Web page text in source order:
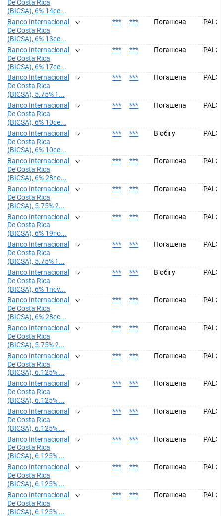
De Costa Rica
(BICSA), 6% 14de...
Banco Internacional
De Costa Rica
(BICSA), 6% 13de...
*** *** Погашена
Banco Internacional
De Costa Rica
(BICSA), 6% 17de...
*** *** Погашена
Banco Internacional
De Costa Rica
(BICSA), 5.75% 1...
*** *** Погашена
Banco Internacional
De Costa Rica
(BICSA), 6% 10de...
*** *** Погашена
Banco Internacional
De Costa Rica
(BICSA), 6% 10de...
*** *** В обігу
Banco Internacional
De Costa Rica
(BICSA), 6% 28no...
*** *** Погашена
Banco Internacional
De Costa Rica
(BICSA), 5.75% 2...
*** *** Погашена
Banco Internacional
De Costa Rica
(BICSA), 6% 19no...
*** *** Погашена
Banco Internacional
De Costa Rica
(BICSA), 5.75% 1...
*** *** Погашена
Banco Internacional
De Costa Rica
(BICSA), 6% 1nov...
*** *** В обігу
Banco Internacional
De Costa Rica
(BICSA), 6% 28oc...
*** *** Погашена
Banco Internacional
De Costa Rica
(BICSA), 5.75% 2...
*** *** Погашена
Banco Internacional
De Costa Rica
(BICSA), 6.125% ...
*** *** Погашена
Banco Internacional
De Costa Rica
(BICSA), 6.125% ...
*** *** Погашена
Banco Internacional
De Costa Rica
(BICSA), 6.125% ...
*** *** Погашена
Banco Internacional
De Costa Rica
(BICSA), 6.125% ...
*** *** Погашена
Banco Internacional
De Costa Rica
(BICSA), 6.125% ...
*** *** Погашена
Banco Internacional
De Costa Rica
(BICSA), 6.125% ...
*** *** Погашена